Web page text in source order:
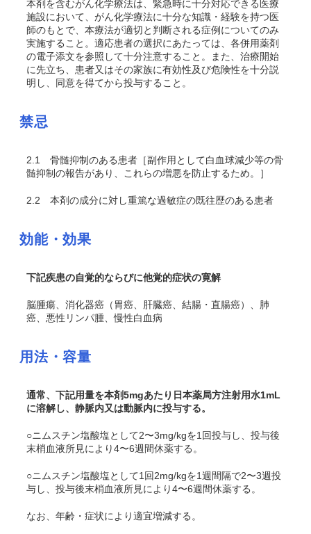
本剤を含むがん化学療法は、緊急時に十分対応できる医療
施設において、がん化学療法に十分な知識・経験を持つ医
師のもとで、本療法が適切と判断される症例についてのみ
実施すること。適応患者の選択にあたっては、各併用薬剤
の電子添文を参照して十分注意すること。また、治療開始
に先立ち、患者又はその家族に有効性及び危険性を十分説
明し、同意を得てから投与すること。
禁忌
2.1
骨髄抑制のある患者［副作用として白血球減少等の骨
髄抑制の報告があり、これらの増悪を防止するため。］
2.2 本剤の成分に対し重篤な過敏症の既往歴のある患者
効能・効果
下記疾患の自覚的ならびに他覚的症状の寛解
脳腫瘍、消化器癌（胃癌、肝臓癌、結腸・直腸癌）、肺
癌、悪性リンパ腫、慢性白血病
用法・容量
通常、下記用量を本剤5mgあたり日本薬局方注射用水1mL
に溶解し、静脈内又は動脈内に投与する。
○ニムスチン塩酸塩として2〜3mg/kgを1回投与し、投与後
末梢血液所見により4〜6週間休薬する。
○ニムスチン塩酸塩として1回2mg/kgを1週間隔で2〜3週投
与し、投与後末梢血液所見により4〜6週間休薬する。
なお、年齢・症状により適宜増減する。